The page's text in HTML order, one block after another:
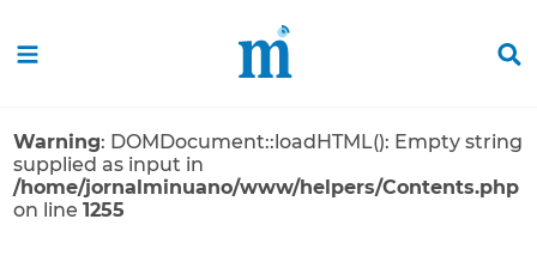
Warning: DOMDocument::loadHTML(): Empty string
supplied as input in
/home/jornalminuano/www/helpers/Contents.php
on line1255